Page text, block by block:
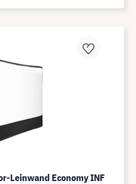
Leinwand Economy INF